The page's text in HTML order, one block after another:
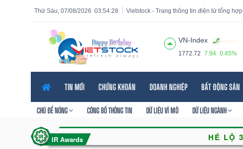
03:54:29
Thứ Sáu, 07/08/2026 Vietstock - Trang thông tin điện tử tổng hợp
VN-Index
1772.72 7.94 0.45%
TIN MỚI CHỨNG KHOÁN DOANH NGHIỆP BẤT ĐỘNG SẢN
CHỦ ĐỀ NÓNG CÔNG BỐ THÔNG TIN DỮ LIỆU VĨ MÔ DỮ LIỆU NGÀNH
Tính năng
năng
VIETSTOCK